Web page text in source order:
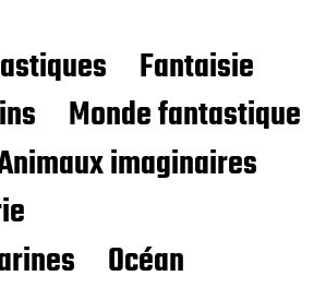
Fantaisie
Monde fantastique
imaginaires
Océan